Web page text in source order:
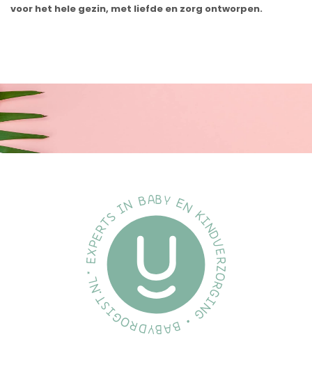
voor het hele gezin, met liefde en zorg ontworpen.